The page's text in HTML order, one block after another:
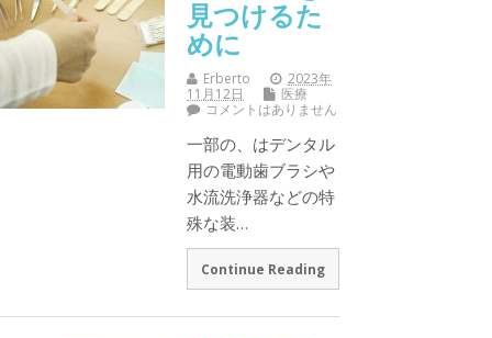
見つけるた
めに
Erberto
2023年
11月12日
医療
コメントはありません
一部の、はデンタル
用の電動歯ブラシや
水流洗浄器などの特
殊な装…
Continue Reading